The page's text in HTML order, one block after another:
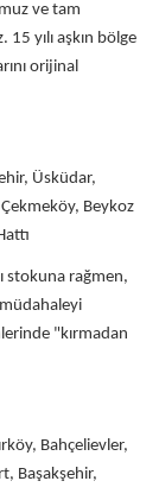
ve tam
yılı aşkın bölge
orijinal
Üsküdar,
Beykoz
stokuna rağmen,
"kırmadan
Bahçelievler,
Başakşehir,